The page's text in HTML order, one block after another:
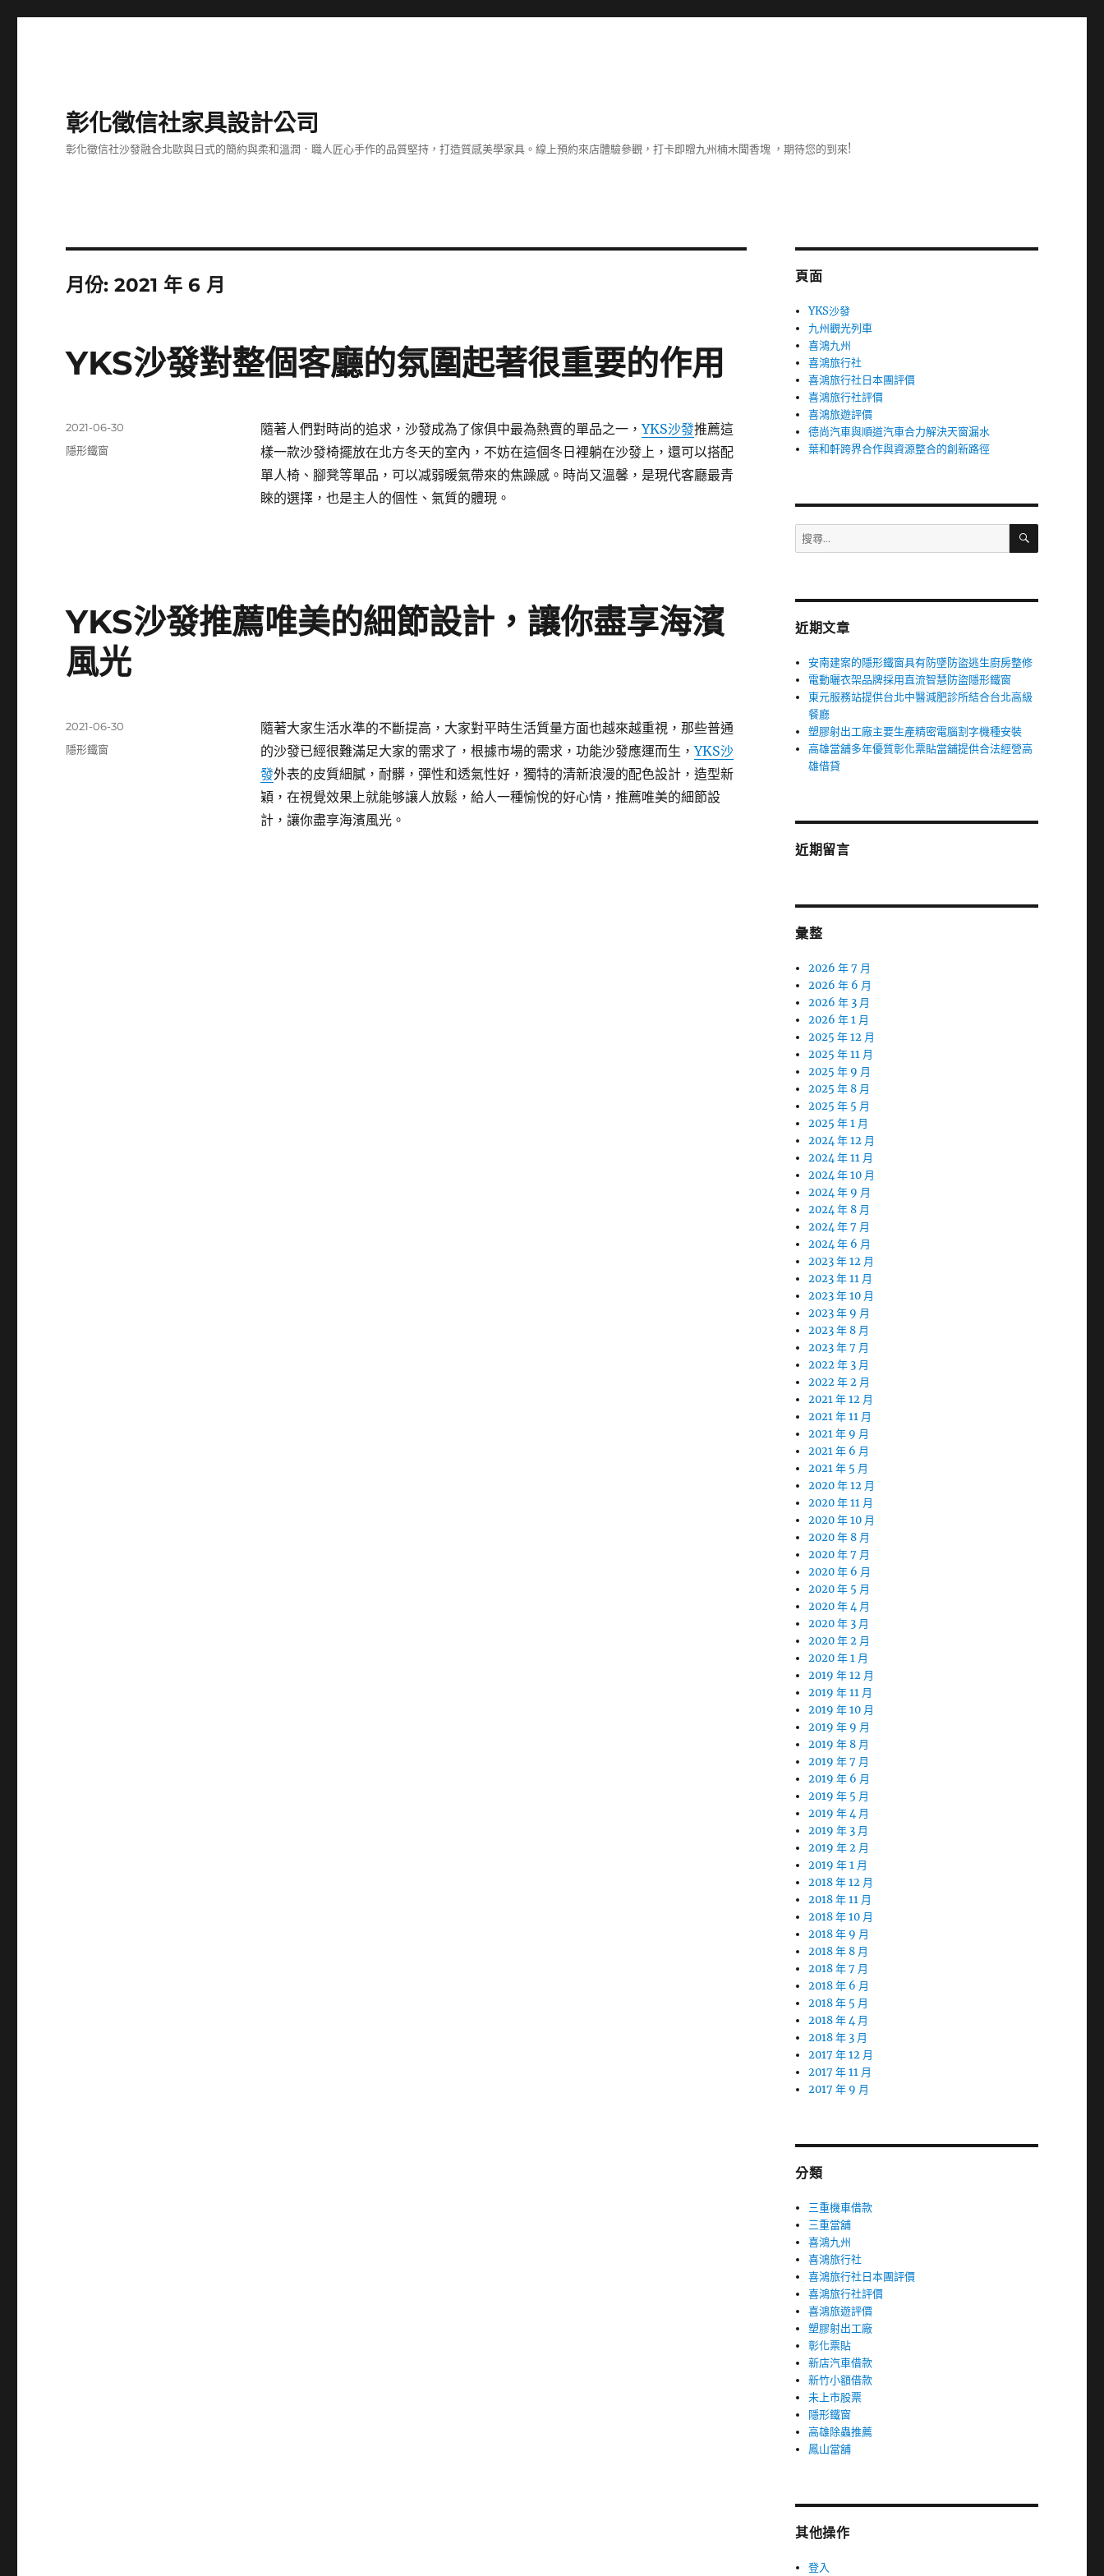
彰化徵信社家具設計公司
彰化徵信社沙發融合北歐與日式的簡約與柔和溫潤．職人匠心手作的品質堅持，打造質感美學家具。線上預約來店體驗參觀，打卡即贈九州楠木聞香塊 ，期待您的到來!
月份:2021 年 6 月
YKS沙發對整個客廳的氛圍起著很重要的作用
隨著人們對時尚的追求，沙發成為了傢俱中最為熱賣的單品之一，YKS沙發推薦這
樣一款沙發椅擺放在北方冬天的室內，不妨在這個冬日裡躺在沙發上，還可以搭配
單人椅、腳凳等單品，可以减弱暖氣帶來的焦躁感。時尚又溫馨，是現代客廳最青
睞的選擇，也是主人的個性、氣質的體現。
發
佈
2021-06-30
分
隱形鐵窗
YKS沙發推薦唯美的細節設計，讓你盡享海濱
風光
隨著大家生活水準的不斷提高，大家對平時生活質量方面也越來越重視，那些普通
的沙發已經很難滿足大家的需求了，根據市場的需求，功能沙發應運而生，YKS沙
發外表的皮質細膩，耐髒，彈性和透氣性好，獨特的清新浪漫的配色設計，造型新
穎，在視覺效果上就能够讓人放鬆，給人一種愉悅的好心情，推薦唯美的細節設
計，讓你盡享海濱風光。
發
佈
2021-06-30
分
隱形鐵窗
頁面
YKS沙發
九州觀光列車
喜鴻九州
喜鴻旅行社
喜鴻旅行社日本團評價
喜鴻旅行社評價
喜鴻旅遊評價
德尚汽車與順道汽車合力解決天窗漏水
葉和軒跨界合作與資源整合的創新路徑
搜
尋
字:
搜
近期文章
安南建案的隱形鐵窗具有防墜防盜逃生廚房整修
電動曬衣架品牌採用直流智慧防盜隱形鐵窗
東元服務站提供台北中醫減肥診所結合台北高級
餐廳
塑膠射出工廠主要生產精密電腦割字機種安裝
高雄當舖多年優質彰化票貼當舖提供合法經營高
雄借貸
近期留言
彙整
2026 年 7 月
2026 年 6 月
2026 年 3 月
2026 年 1 月
2025 年 12 月
2025 年 11 月
2025 年 9 月
2025 年 8 月
2025 年 5 月
2025 年 1 月
2024 年 12 月
2024 年 11 月
2024 年 10 月
2024 年 9 月
2024 年 8 月
2024 年 7 月
2024 年 6 月
2023 年 12 月
2023 年 11 月
2023 年 10 月
2023 年 9 月
2023 年 8 月
2023 年 7 月
2022 年 3 月
2022 年 2 月
2021 年 12 月
2021 年 11 月
2021 年 9 月
2021 年 6 月
2021 年 5 月
2020 年 12 月
2020 年 11 月
2020 年 10 月
2020 年 8 月
2020 年 7 月
2020 年 6 月
2020 年 5 月
2020 年 4 月
2020 年 3 月
2020 年 2 月
2020 年 1 月
2019 年 12 月
2019 年 11 月
2019 年 10 月
2019 年 9 月
2019 年 8 月
2019 年 7 月
2019 年 6 月
2019 年 5 月
2019 年 4 月
2019 年 3 月
2019 年 2 月
2019 年 1 月
2018 年 12 月
2018 年 11 月
2018 年 10 月
2018 年 9 月
2018 年 8 月
2018 年 7 月
2018 年 6 月
2018 年 5 月
2018 年 4 月
2018 年 3 月
2017 年 12 月
2017 年 11 月
2017 年 9 月
分類
三重機車借款
三重當舖
喜鴻九州
喜鴻旅行社
喜鴻旅行社日本團評價
喜鴻旅行社評價
喜鴻旅遊評價
塑膠射出工廠
彰化票貼
新店汽車借款
新竹小額借款
未上市股票
隱形鐵窗
高雄除蟲推薦
鳳山當舖
其他操作
登入